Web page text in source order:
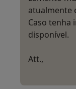
atualmente
Caso tenha
disponível.
Att.,